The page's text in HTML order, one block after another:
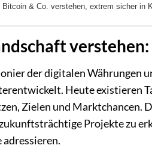
Bitcoin & Co. verstehen, extrem sicher in
der digitalen Währungen
Heute existieren
Zielen und Marktchancen.
Projekte zu